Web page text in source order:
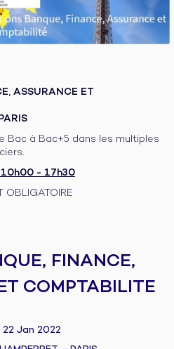
ASSURANCE ET
Bac à Bac+5 dans les multiples
10h00 - 17h30
OBLIGATOIRE
FINANCE,
COMPTABILITE
22 Jan 2022